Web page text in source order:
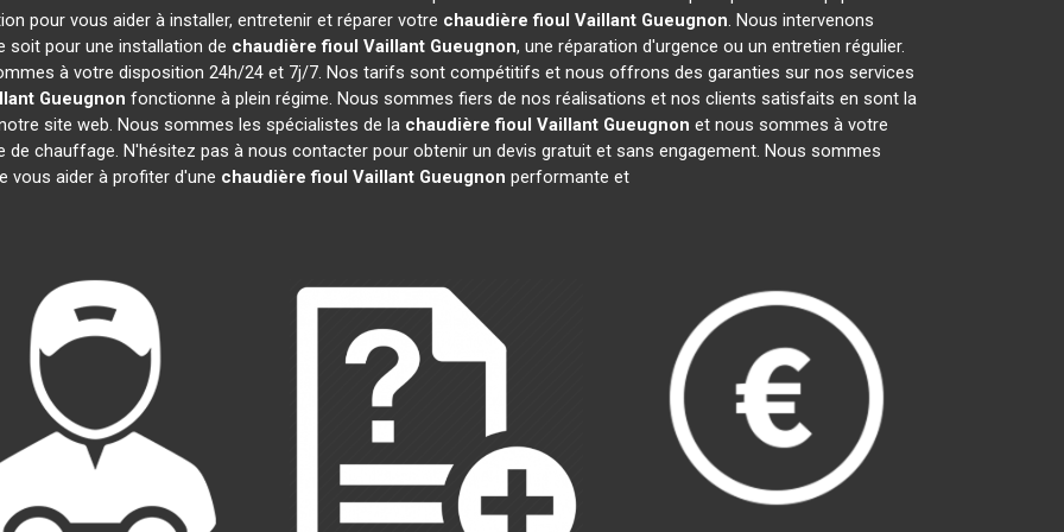
pour vous aider à installer, entretenir et réparer votre chaudière fioul Vaillant Gueugnon. Nous intervenons
soit pour une installation de chaudière fioul Vaillant Gueugnon, une réparation d'urgence ou un entretien régulier.
à votre disposition 24h/24 et 7j/7. Nos tarifs sont compétitifs et nous offrons des garanties sur nos services
Gueugnon fonctionne à plein régime. Nous sommes fiers de nos réalisations et nos clients satisfaits en sont la
site web. Nous sommes les spécialistes de la chaudière fioul Vaillant Gueugnon et nous sommes à votre
chauffage. N'hésitez pas à nous contacter pour obtenir un devis gratuit et sans engagement. Nous sommes
vous aider à profiter d'une chaudière fioul Vaillant Gueugnon performante et